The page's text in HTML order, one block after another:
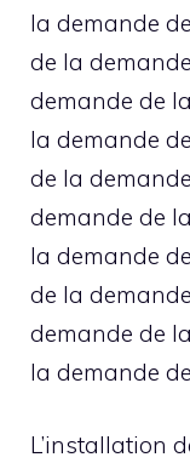
la demande
de la
demande de
la demande
de la
demande de
la demande
de la
demande de
la demande
L’installation